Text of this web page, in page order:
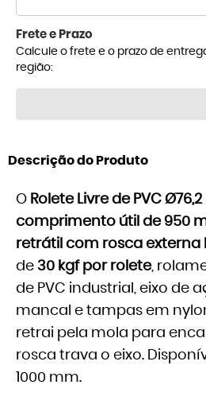
Frete e Prazo
Calcule o frete e o prazo de
região:
Descrição do Produto
O Rolete Livre de PVC
comprimento útil de 950
retrátil com rosca externa
de 30 kgf por rolete,
de PVC industrial, eixo de
mancal e tampas em nylon
retrai pela mola para
rosca trava o eixo.
1000 mm.